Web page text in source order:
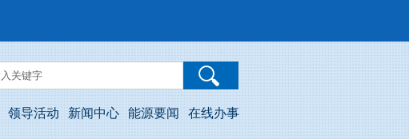
领导活动 新闻中心 能源要闻 在线办事